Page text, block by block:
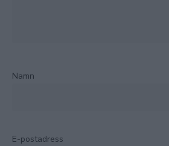
Namn
E-postadress